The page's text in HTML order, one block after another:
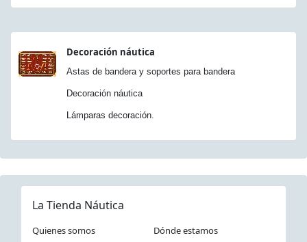
Decoración náutica
Astas de bandera y soportes para bandera
Decoración náutica
Lámparas decoración.
La Tienda Náutica
Quienes somos
Dónde estamos